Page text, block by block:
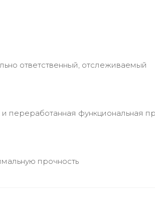
ответственный, отслеживаемый
переработанная функциональная
прочность